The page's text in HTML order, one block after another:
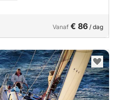
Vanaf € 86 / dag